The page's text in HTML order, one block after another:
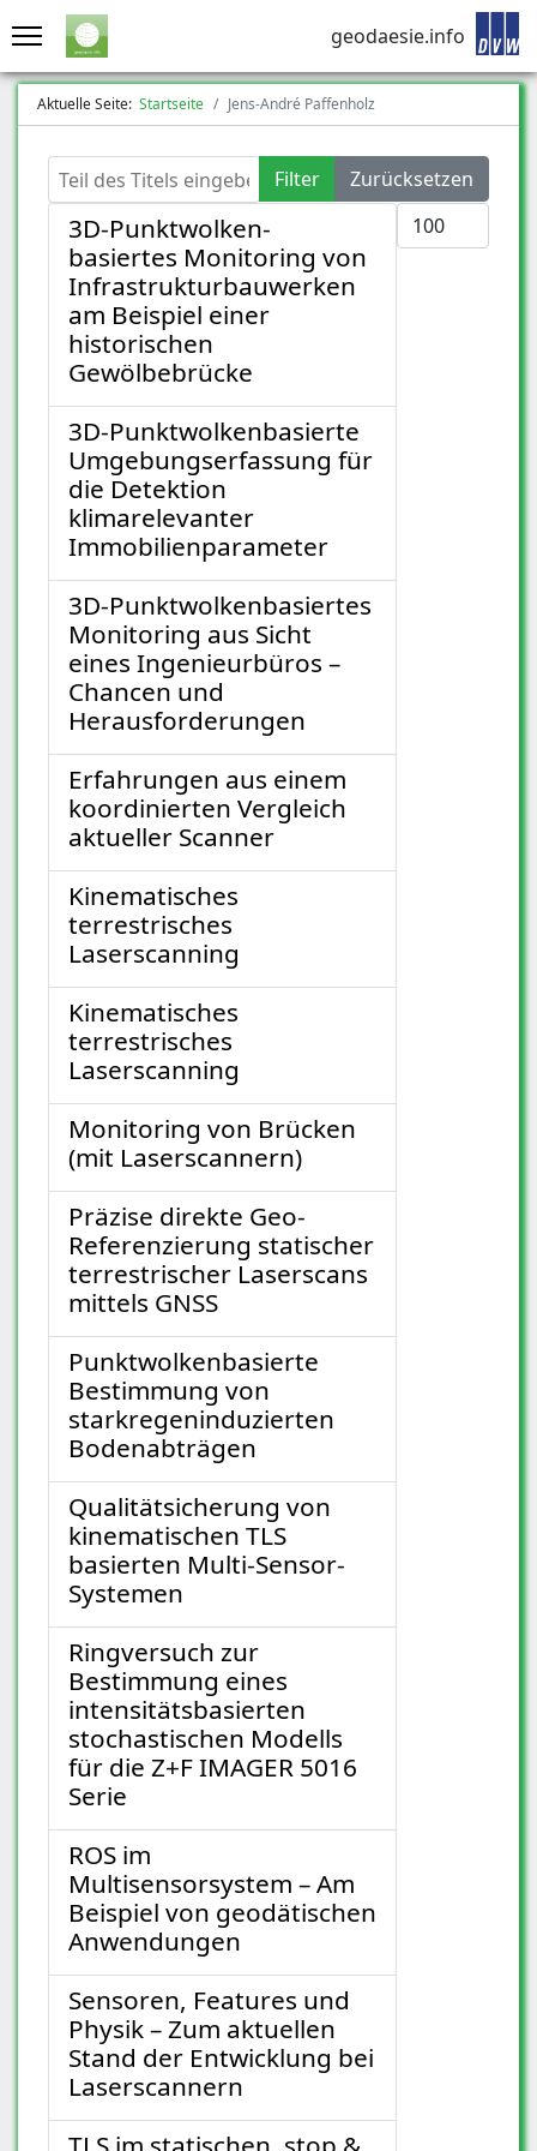
geodaesie.info
Aktuelle Seite: Startseite Jens-André Paffenholz
Teil des Titels eingeben Filter
Zurücksetzen
Anzeige #
3D-Punktwolken-
basiertes Monitoring von
Infrastrukturbauwerken
am Beispiel einer
historischen
Gewölbebrücke
3D-Punktwolkenbasierte
Umgebungserfassung für
die Detektion
klimarelevanter
Immobilienparameter
3D-Punktwolkenbasiertes
Monitoring aus Sicht
eines Ingenieurbüros –
Chancen und
Herausforderungen
Erfahrungen aus einem
koordinierten Vergleich
aktueller Scanner
Kinematisches
terrestrisches
Laserscanning
Kinematisches
terrestrisches
Laserscanning
Monitoring von Brücken
(mit Laserscannern)
Präzise direkte Geo-
Referenzierung statischer
terrestrischer Laserscans
mittels GNSS
Punktwolkenbasierte
Bestimmung von
starkregeninduzierten
Bodenabträgen
Qualitätsicherung von
kinematischen TLS
basierten Multi-Sensor-
Systemen
Ringversuch zur
Bestimmung eines
intensitätsbasierten
stochastischen Modells
für die Z+F IMAGER 5016
Serie
ROS im
Multisensorsystem – Am
Beispiel von geodätischen
Anwendungen
Sensoren, Features und
Physik – Zum aktuellen
Stand der Entwicklung bei
Laserscannern